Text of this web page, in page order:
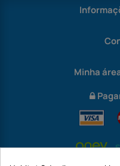
Minha